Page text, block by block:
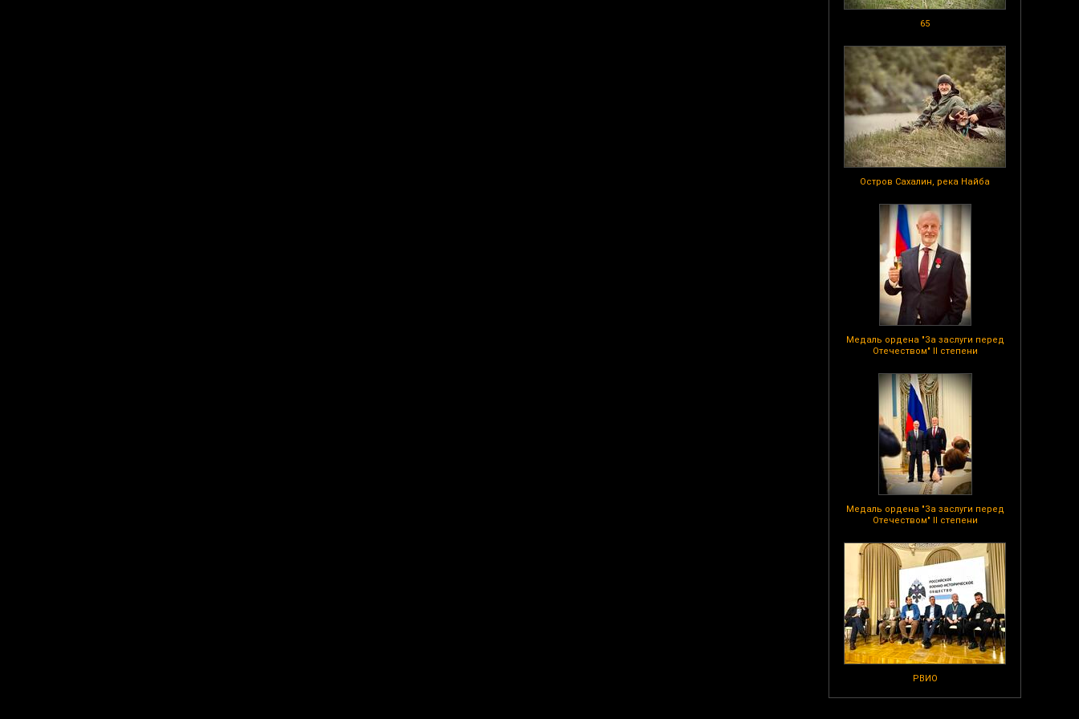
65
Остров Сахалин, река Найба
Медаль ордена "За заслуги перед
Отечеством" II степени
Медаль ордена "За заслуги перед
Отечеством" II степени
РВИО